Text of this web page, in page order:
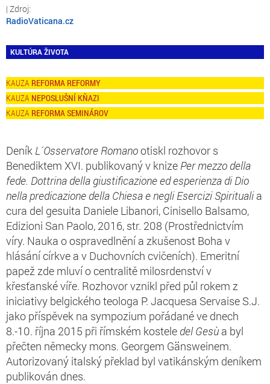
RadioVaticana.cz
KULTÚRA ŽIVOTA
REFORMA REFORMY
NEPOSLUŠNÍ KŇAZI
REFORMA SEMINÁROV
Deník L´Osservatore Romanootiskl rozhovor s
Benediktem XVI. publikovaný v knize Per mezzo della
fede. Dottrina della giustificazione ed esperienza di Dio
nella predicazione della Chiesa e negli Esercizi Spiritualia
cura del gesuita Daniele Libanori, Cinisello Balsamo,
Edizioni San Paolo, 2016, str. 208 (Prostřednictvím
víry. Nauka o ospravedlnění a zkušenost Boha v
hlásání církve a v Duchovních cvičeních). Emeritní
papež zde mluví o centralitě milosrdenství v
křesťanské víře. Rozhovor vznikl před půl rokem z
iniciativy belgického teologa P. Jacquesa Servaise S.J.
jako příspěvek na sympozium pořádané ve dnech
8.-10. října 2015 při římském kostele del Gesùa byl
přečten německy mons. Georgem Gänsweinem.
Autorizovaný italský překlad byl vatikánským deníkem
publikován dnes.